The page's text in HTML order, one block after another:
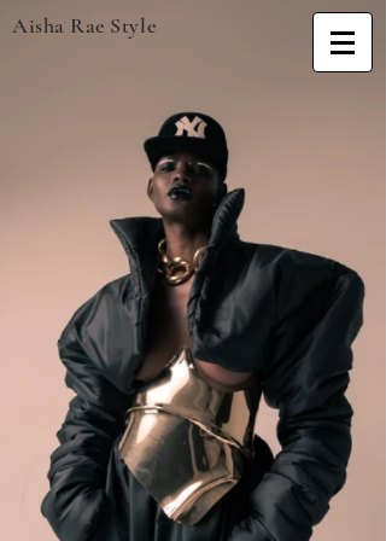
Aisha Rae Style